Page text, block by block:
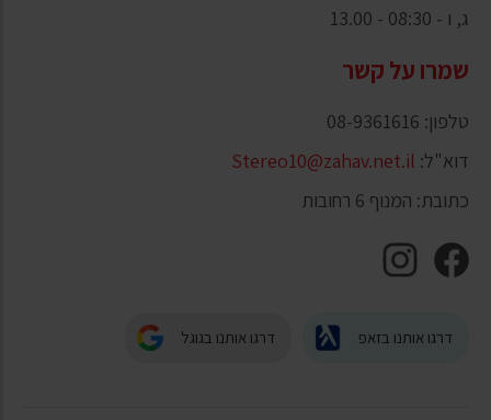
ג, ו - 08:30 - 13.00
שמרו על קשר
טלפון: 08-9361616
דוא"ל: Stereo10@zahav.net.il
כתובת: המנוף 6 רחובות
דרגו אותנו בזאפ דרגו אותנו בגוגל